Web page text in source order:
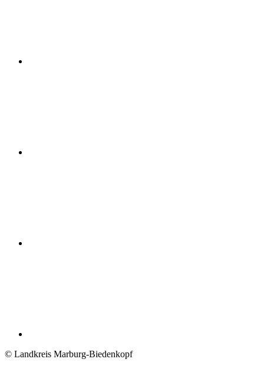
© Landkreis Marburg-Biedenkopf